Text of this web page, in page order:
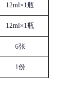
12ml×1瓶
12ml×1瓶
6张
1份